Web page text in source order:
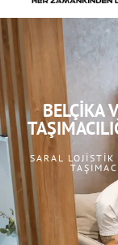
BELÇIKA
SARAL